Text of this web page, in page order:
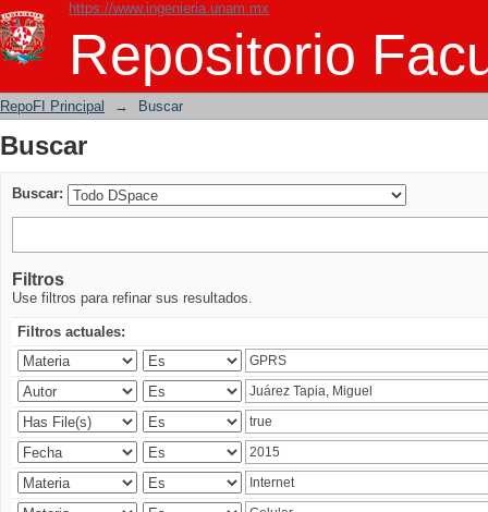
https://www.ingenieria.unam.mx
Repositorio
Buscar
RepoFI Principal → Buscar
Buscar
Buscar:
Filtros
Use filtros para refinar sus resultados.
Filtros actuales: